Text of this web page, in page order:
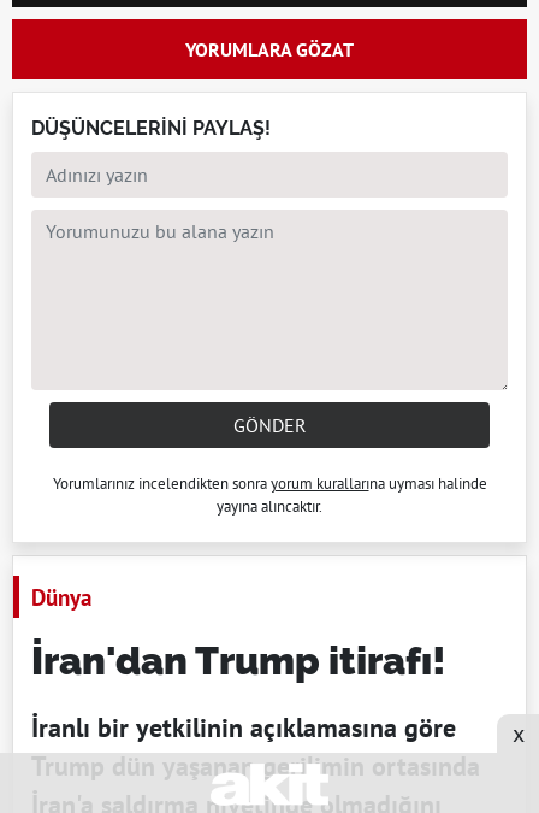
YORUMLARA GÖZAT
DÜŞÜNCELERİNİ PAYLAŞ!
GÖNDER
Yorumlarınız incelendikten sonrayorum kurallarına uyması halinde
yayına alıncaktır.
Dünya
İran'dan Trump itirafı!
İranlı bir yetkilinin açıklamasına göre
Trump dün yaşanan gerilimin ortasında
İran'a saldırma niyetinde olmadığını
x